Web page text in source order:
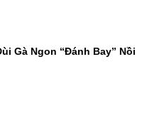
Gà Ngon “Đánh Bay” Nồi